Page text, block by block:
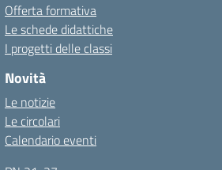
Offerta formativa
Le schede didattiche
I progetti delle classi
Novità
Le notizie
Le circolari
Calendario eventi